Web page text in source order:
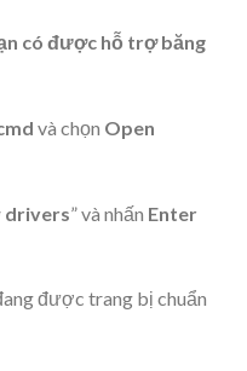
có được hỗ trợ băng
và chọn Open
drivers” và nhấn Enter
được trang bị chuẩn